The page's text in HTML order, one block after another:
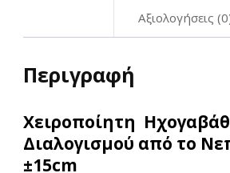
Αξιολογήσεις
Περιγραφή
Χειροποίητη
Διαλογισμού από το
±15cm